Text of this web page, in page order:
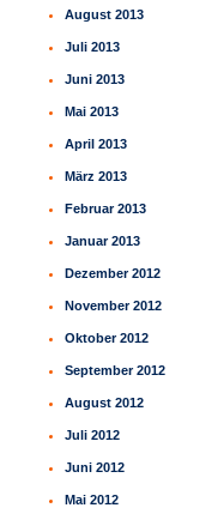
August 2013
Juli 2013
Juni 2013
Mai 2013
April 2013
März 2013
Februar 2013
Januar 2013
Dezember 2012
November 2012
Oktober 2012
September 2012
August 2012
Juli 2012
Juni 2012
Mai 2012